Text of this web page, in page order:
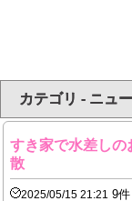
カテゴリ - ニュ
すき家で水差し
散
2025/05/15 21:21 9